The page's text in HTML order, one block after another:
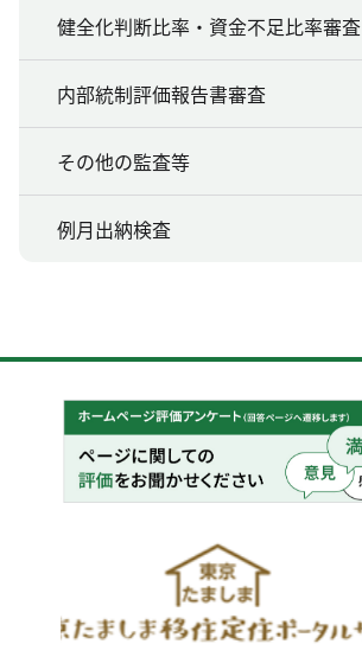
健全化判断比率・資金不足比率審査
内部統制評価報告書審査
その他の監査等
例月出納検査